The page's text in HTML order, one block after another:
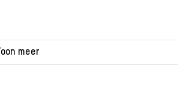
Toon meer